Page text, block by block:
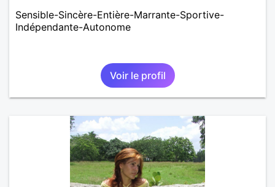
Sensible-Sincère-Entière-Marrante-Sportive-
Indépendante-Autonome
Voir le profil